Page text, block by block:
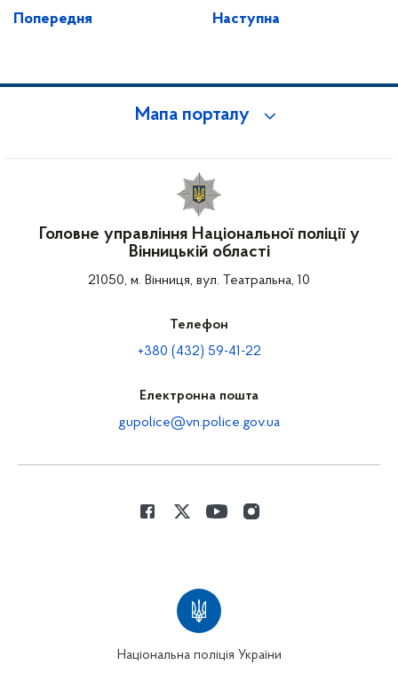
Попередня Наступна
Мапа порталу
Головне управління Національної поліції у
Вінницькій області
21050, м. Вінниця, вул. Театральна, 10
Телефон
+380 (432) 59-41-22
Електронна пошта
gupolice@vn.police.gov.ua
Національна поліція України